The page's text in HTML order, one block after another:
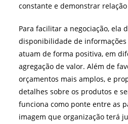
constante e demonstrar
Para facilitar a negociação, ela
disponibilidade de informações
atuam de forma positiva, em
agregação de valor. Além de
orçamentos mais amplos, e
detalhes sobre os produtos e
funciona como ponte entre as
imagem que organização terá